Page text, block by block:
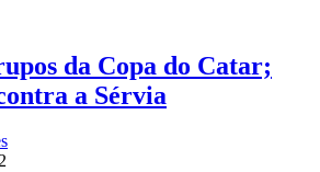
da Copa do Catar;
a Sérvia